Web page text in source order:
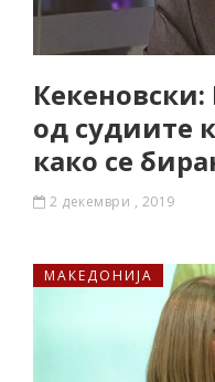
Кекеновски:
од судиите
како се
2 декември , 2019
МАКЕДОНИЈА